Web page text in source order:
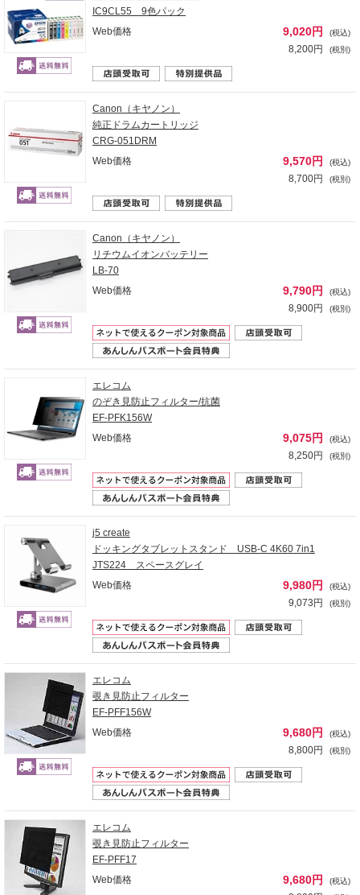
IC9CL55 9色パック
Web価格
9,020円 (税込)
8,200円 (税別)
Canon（キヤノン）
純正ドラムカートリッジ
CRG-051DRM
Web価格
9,570円 (税込)
8,700円 (税別)
Canon（キヤノン）
リチウムイオンバッテリー
LB-70
Web価格
9,790円 (税込)
8,900円 (税別)
エレコム
のぞき見防止フィルター/抗菌
EF-PFK156W
Web価格
9,075円 (税込)
8,250円 (税別)
j5 create
ドッキングタブレットスタンド USB-C 4K60 7in1
JTS224 スペースグレイ
Web価格
9,980円 (税込)
9,073円 (税別)
エレコム
覗き見防止フィルター
EF-PFF156W
Web価格
9,680円 (税込)
8,800円 (税別)
エレコム
覗き見防止フィルター
EF-PFF17
Web価格
9,680円 (税込)